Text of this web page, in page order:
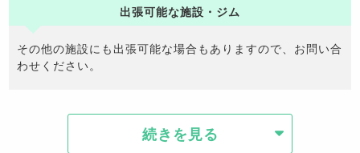
出張可能な施設・ジム
その他の施設にも出張可能な場合もありますので、お問い合
わせください。
続きを見る